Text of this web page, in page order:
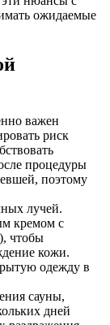
ожидаемые
важен
риск
процедуры
поэтому
лучей.
кремом с
чтобы
кожи.
одежду в
сауны,
дней